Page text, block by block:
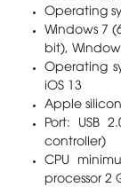
Operating
Windows 7
bit),
Operating
iOS 13
Apple
Port: USB
controller)
CPU
processor 2